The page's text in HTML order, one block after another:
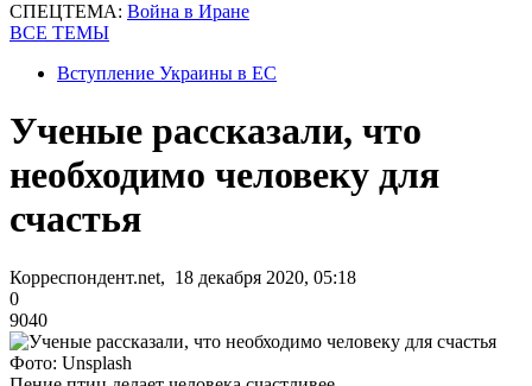
СПЕЦТЕМА: Война в Иране
ВСЕ ТЕМЫ
Вступление Украины в ЕС
Ученые рассказали, что
необходимо человеку для
счастья
Корреспондент.net, 18 декабря 2020, 05:18
0
9040
Фото: Unsplash